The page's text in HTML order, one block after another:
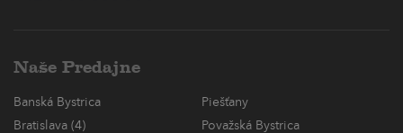
Naše Predajne
Banská Bystrica
Piešťany
Bratislava (4)
Považská Bystrica